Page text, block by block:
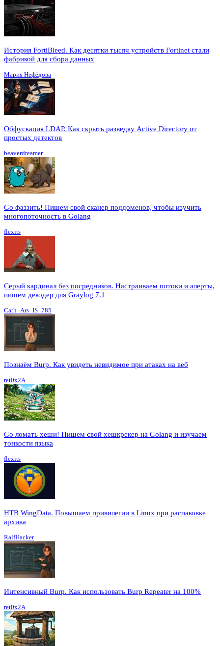
История FortiBleed. Как десятки тысяч устройств Fortinet стали
фабрикой для сбора данных
Мария Нефёдова
Обфускация LDAP. Как скрыть разведку Active Directory от
простых детектов
beaverdreamer
Go фаззить! Пишем свой сканер поддоменов, чтобы изучить
многопоточность в Golang
flexits
Серый кардинал без посредников. Настраиваем потоки и алерты,
пишем декодер для Graylog 7.1
Cath_Ars_IS_785
Познаём Burp. Как увидеть невидимое при атаках на веб
ret0x2A
Go ломать хеши! Пишем свой хешкрекер на Golang и изучаем
тонкости языка
flexits
HTB WingData. Повышаем привилегии в Linux при распаковке
архива
RalfHacker
Интенсивный Burp. Как использовать Burp Repeater на 100%
ret0x2A